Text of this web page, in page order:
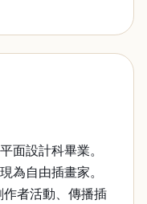
面設計科畢業。
為自由插畫家。
作者活動、傳播插